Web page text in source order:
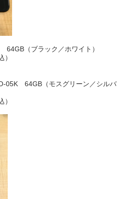
（ブラック／ホワイト）
）
05K 64GB（モスグリーン／シルバ
）